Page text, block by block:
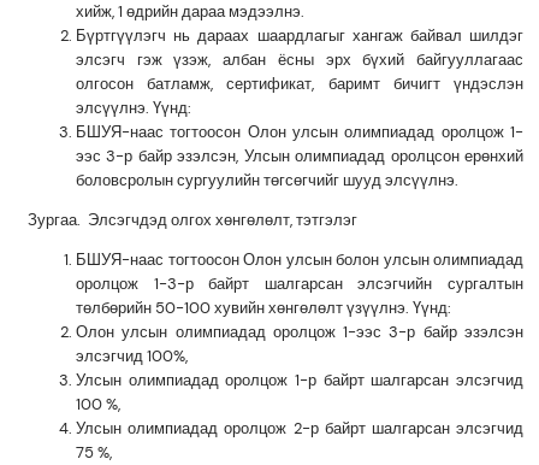
хийж, 1 өдрийн дараа мэдээлнэ.
Бүртгүүлэгч нь дараах шаардлагыг хангаж байвал шилдэг
элсэгч гэж үзэж, албан ёсны эрх бүхий байгууллагаас
олгосон батламж, сертификат, баримт бичигт үндэслэн
элсүүлнэ. Үүнд:
БШУЯ-наас тогтоосон Олон улсын олимпиадад оролцож 1-
ээс 3-р байр эзэлсэн, Улсын олимпиадад оролцсон ерөнхий
боловсролын сургуулийн төгсөгчийг шууд элсүүлнэ.
Зургаа. Элсэгчдэд олгох хөнгөлөлт, тэтгэлэг
БШУЯ-наас тогтоосон Олон улсын болон улсын олимпиадад
оролцож 1-3-р байрт шалгарсан элсэгчийн сургалтын
төлбөрийн 50-100 хувийн хөнгөлөлт үзүүлнэ. Үүнд:
Олон улсын олимпиадад оролцож 1-ээс 3-р байр эзэлсэн
элсэгчид 100%,
Улсын олимпиадад оролцож 1-р байрт шалгарсан элсэгчид
100%,
Улсын олимпиадад оролцож 2-р байрт шалгарсан элсэгчид
75%,